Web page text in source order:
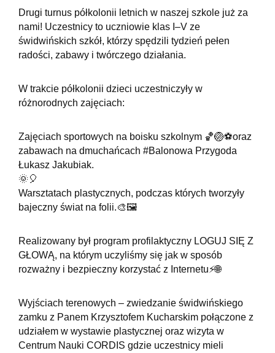
Drugi turnus półkolonii letnich w naszej szkole już za
nami! Uczestnicy to uczniowie klas I–V ze
świdwińskich szkół, którzy spędzili tydzień pełen
radości, zabawy i twórczego działania.
W trakcie półkolonii dzieci uczestniczyły w
różnorodnych zajęciach:
Zajęciach sportowych na boisku szkolnym 🏀🏐⚽️oraz
zabawach na dmuchańcach #Balonowa Przygoda
Łukasz Jakubiak.
🌞🎈
Warsztatach plastycznych, podczas których tworzyły
bajeczny świat na folii.🎨🖼
Realizowany był program profilaktyczny LOGUJ SIĘ Z
GŁOWĄ, na którym uczyliśmy się jak w sposób
rozważny i bezpieczny korzystać z Internetu⚡️🌐
Wyjściach terenowych – zwiedzanie świdwińskiego
zamku z Panem Krzysztofem Kucharskim połączone z
udziałem w wystawie plastycznej oraz wizyta w
Centrum Nauki CORDIS gdzie uczestnicy mieli